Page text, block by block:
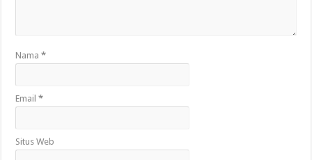
Nama*
Email*
Situs Web